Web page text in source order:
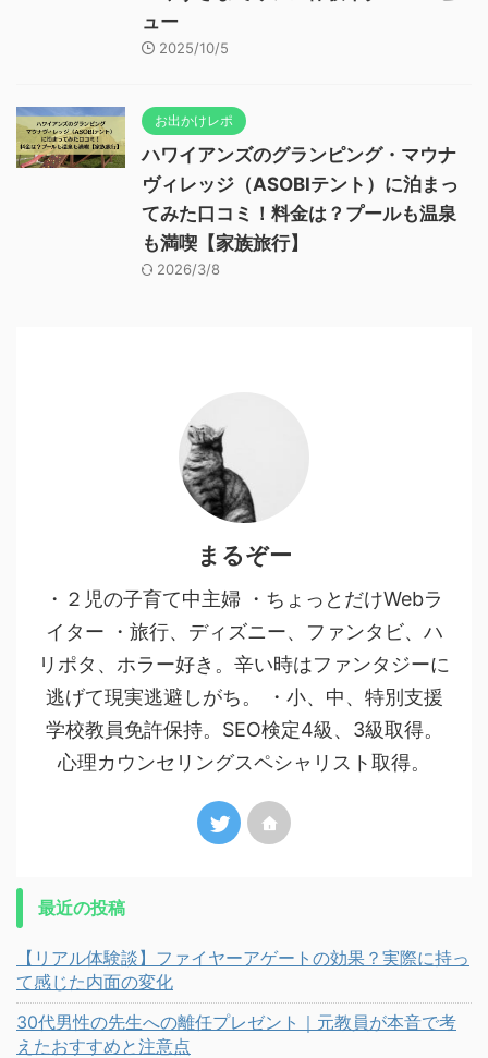
ュー
2025/10/5
お出かけレポ
ハワイアンズのグランピング・マウナ
ヴィレッジ（ASOBIテント）に泊まっ
てみた口コミ！料金は？プールも温泉
も満喫【家族旅行】
2026/3/8
まるぞー
・２児の子育て中主婦 ・ちょっとだけWebラ
イター ・旅行、ディズニー、ファンタビ、ハ
リポタ、ホラー好き。辛い時はファンタジーに
逃げて現実逃避しがち。 ・小、中、特別支援
学校教員免許保持。SEO検定4級、3級取得。
心理カウンセリングスペシャリスト取得。
最近の投稿
【リアル体験談】ファイヤーアゲートの効果？実際に持っ
て感じた内面の変化
30代男性の先生への離任プレゼント｜元教員が本音で考
えたおすすめと注意点